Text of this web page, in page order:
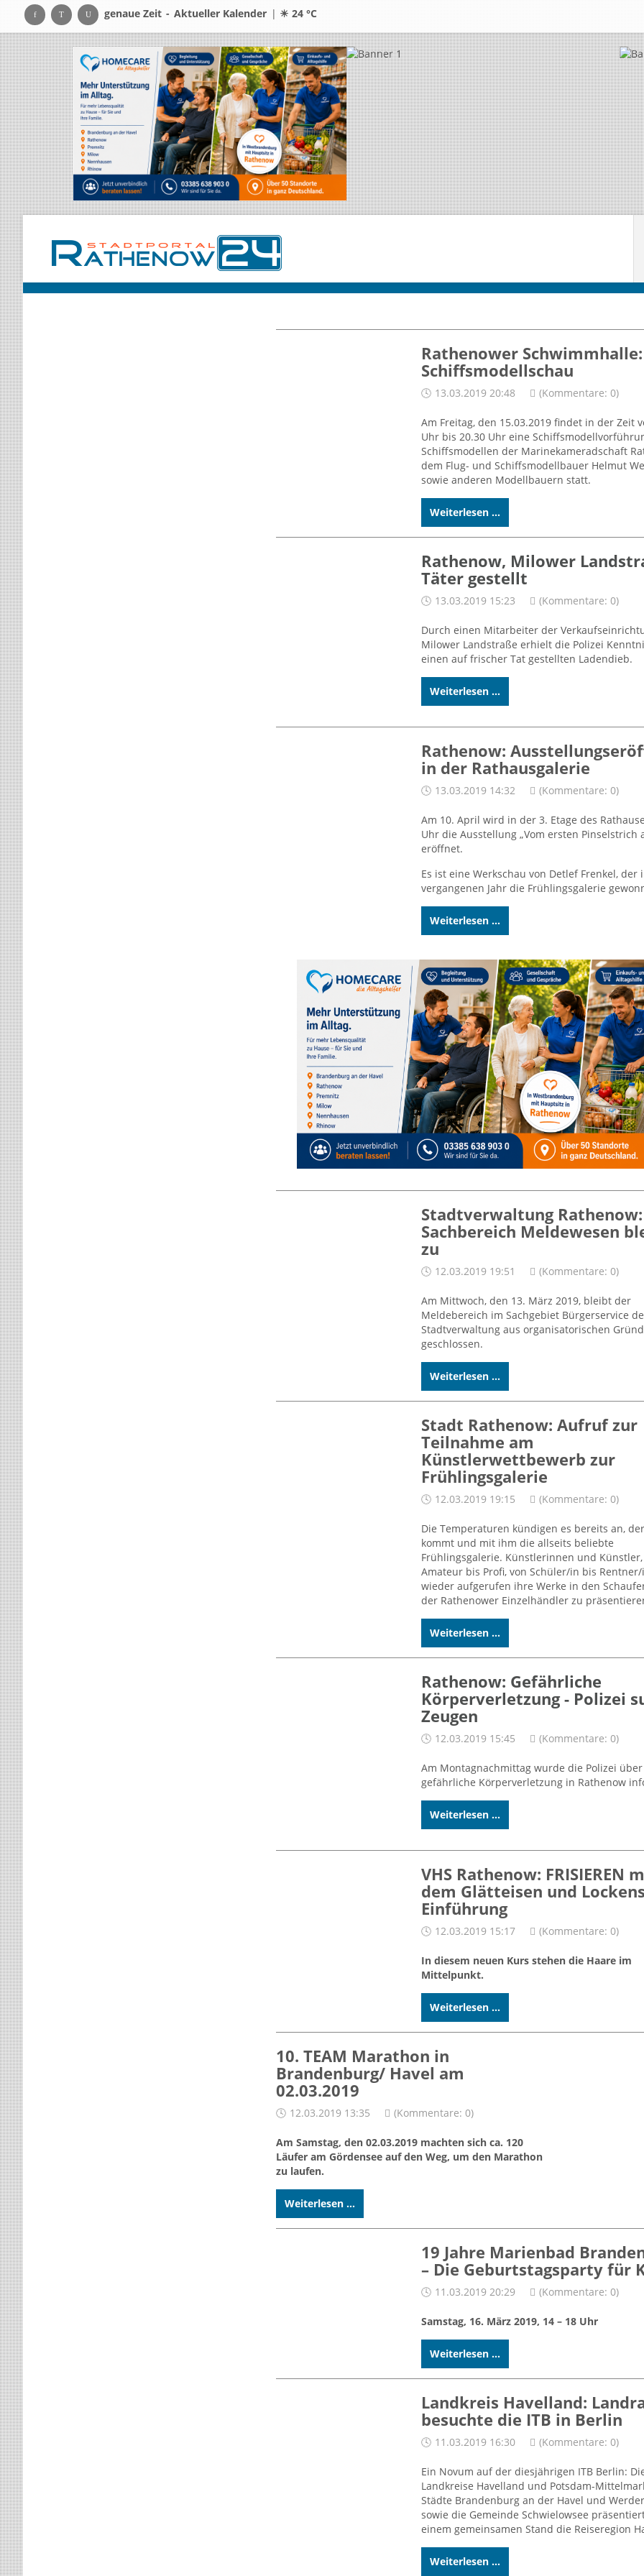
genaue Zeit - Aktueller Kalender | ☀ 24 °C
Rathenower Schwimmhalle:
Schiffsmodellschau
13.03.2019 20:48 (Kommentare: 0)
Am Freitag, den 15.03.2019 findet in der Zeit
Uhr bis 20.30 Uhr eine
Schiffsmodellen der Marinekameradschaft
dem Flug- und Schiffsmodellbauer Helmut
sowie anderen Modellbauern statt.
Weiterlesen ...
Rathenow, Milower
Täter gestellt
13.03.2019 15:23 (Kommentare: 0)
Durch einen Mitarbeiter der
Milower Landstraße erhielt die Polizei
einen auf frischer Tat gestellten Ladendieb.
Weiterlesen ...
Rathenow:
in der Rathausgalerie
13.03.2019 14:32 (Kommentare: 0)
Am 10. April wird in der 3. Etage des
Uhr die Ausstellung „Vom ersten Pinselstrich
eröffnet.
Es ist eine Werkschau von Detlef Frenkel, der
vergangenen Jahr die Frühlingsgalerie
Weiterlesen ...
Stadtverwaltung Rathenow:
Sachbereich Meldewesen
zu
12.03.2019 19:51 (Kommentare: 0)
Am Mittwoch, den 13. März 2019, bleibt der
Meldebereich im Sachgebiet Bürgerservice
Stadtverwaltung aus organisatorischen
geschlossen.
Weiterlesen ...
Stadt Rathenow: Aufruf zur
Teilnahme am
Künstlerwettbewerb zur
Frühlingsgalerie
12.03.2019 19:15 (Kommentare: 0)
Die Temperaturen kündigen es bereits an,
kommt und mit ihm die allseits beliebte
Frühlingsgalerie. Künstlerinnen und
Amateur bis Profi, von Schüler/in bis
wieder aufgerufen ihre Werke in den
der Rathenower Einzelhändler zu
Weiterlesen ...
Rathenow: Gefährliche
Körperverletzung - Polizei
Zeugen
12.03.2019 15:45 (Kommentare: 0)
Am Montagnachmittag wurde die Polizei
gefährliche Körperverletzung in Rathenow
Weiterlesen ...
VHS Rathenow: FRISIEREN
dem Glätteisen und
Einführung
12.03.2019 15:17 (Kommentare: 0)
In diesem neuen Kurs stehen die Haare im
Mittelpunkt.
Weiterlesen ...
10. TEAM Marathon in
Brandenburg/ Havel am
02.03.2019
12.03.2019 13:35 (Kommentare: 0)
Am Samstag, den 02.03.2019 machten sich ca. 120
Läufer am Gördensee auf den Weg, um den Marathon
zu laufen.
Weiterlesen ...
19 Jahre Marienbad
– Die Geburtstagsparty für
11.03.2019 20:29 (Kommentare: 0)
Samstag, 16. März 2019, 14 – 18 Uhr
Weiterlesen ...
Landkreis Havelland:
besuchte die ITB in Berlin
11.03.2019 16:30 (Kommentare: 0)
Ein Novum auf der diesjährigen ITB Berlin:
Landkreise Havelland und Potsdam-
Städte Brandenburg an der Havel und
sowie die Gemeinde Schwielowsee
einem gemeinsamen Stand die Reiseregion
Weiterlesen ...